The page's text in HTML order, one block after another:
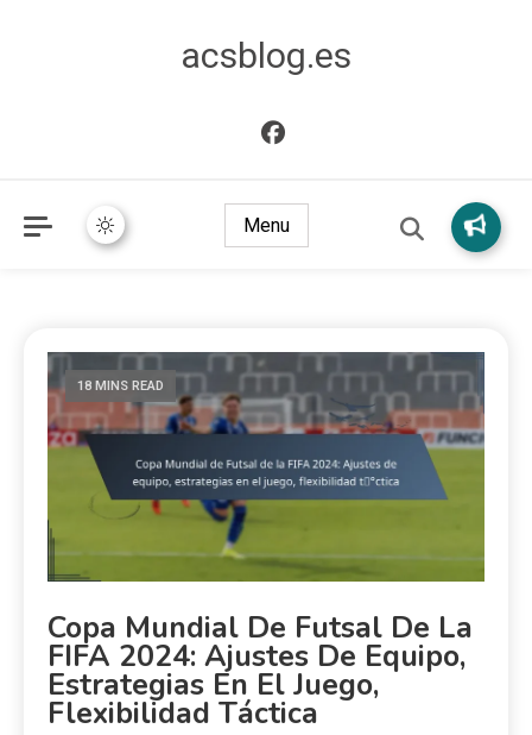
acsblog.es
Menu
18 MINS READ
Copa Mundial De Futsal De La
FIFA 2024: Ajustes De Equipo,
Estrategias En El Juego,
Flexibilidad Táctica